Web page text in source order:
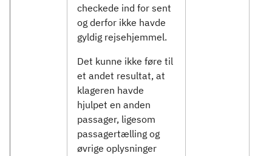
checkede ind for sent
og derfor ikke havde
gyldig rejsehjemmel.
Det kunne ikke føre til
et andet resultat, at
klageren havde
hjulpet en anden
passager, ligesom
passagertælling og
øvrige oplysninger